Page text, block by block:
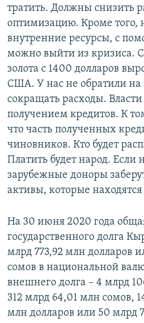
тратить. Должны снизить
оптимизацию. Кроме того,
внутренние ресурсы, с
можно выйти из кризиса.
золота с 1400 долларов
США. У нас не обратили на
сокращать расходы.
получением кредитов. К
что часть полученных
чиновников. Кто будет
Платить будет народ. Если
зарубежные доноры
активы, которые находятся
На 30 июня 2020 года
государственного долга
млрд 773,92 млн долларов
сомов в национальной
внешнего долга – 4 млрд
312 млрд 64,01 млн сомов,
млн долларов или 50 млрд